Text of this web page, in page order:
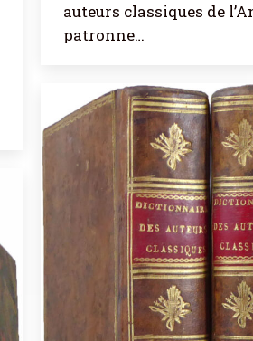
auteurs classiques de
patronne…